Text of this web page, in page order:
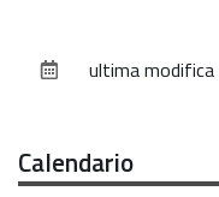
documentoultima modifica
Calendario